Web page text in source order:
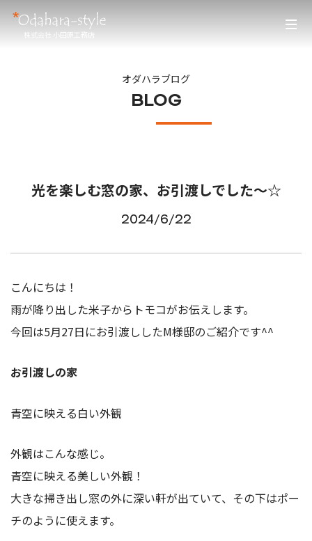
株式会社 小田原工務店
オダハラブログ
BLOG
光を楽しむ窓の家、お引渡しでした～☆
2024/6/22
こんにちは！
雨が降り出した米子からトモコがお伝えします。
今回は5月27日にお引渡ししたM様邸のご紹介です^^
お引渡しの家
青空に映える白い外観
外観はこんな感じ。
青空に映える美しい外観！
大きな掃き出し窓の外に深い軒が出ていて、その下はポー
チのように使えます。